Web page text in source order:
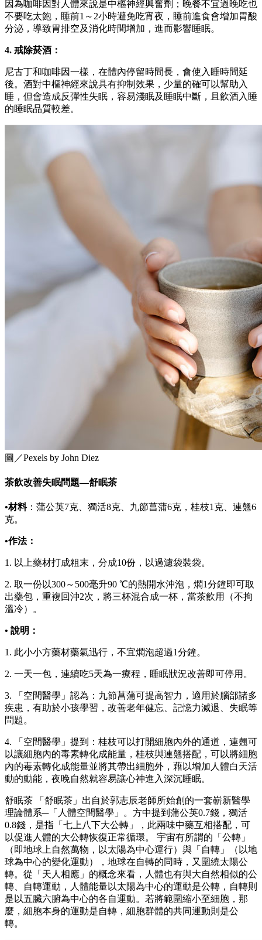
因為咖啡因對人體來說是中樞神經興奮劑；晚餐不宜過晚吃也
不要吃太飽，睡前1～2小時避免吃宵夜，睡前進食會增加胃酸
分泌，導致胃排空及消化時間增加，進而影響睡眠。
4. 戒除菸酒：
尼古丁和咖啡因一樣，在體內停留時間長，會使入睡時間延
後。酒對中樞神經來說具有抑制效果，少量的確可以幫助入
睡，但會造成反彈性失眠，容易淺眠及睡眠中斷，且飲酒入睡
的睡眠品質較差。
圖／Pexels by John Diez
茶飲改善失眠問題—舒眠茶
•材料：蒲公英7克、獨活8克、九節菖蒲6克，桂枝1克、連翹6
克。
•作法：
1. 以上藥材打成粗末，分成10份，以過濾袋裝袋。
2. 取一份以300～500毫升90 ℃的熱開水沖泡，燜1分鐘即可取
出藥包，重複回沖2次，將三杯混合成一杯，當茶飲用（不拘
溫冷）。
• 說明：
1. 此小小方藥材藥氣迅行，不宜燜泡超過1分鐘。
2. 一天一包，連續吃5天為一療程，睡眠狀況改善即可停用。
3. 「空間醫學」認為：九節菖蒲可提高智力，適用於腦部諸多
疾患，有助於小孩學習，改善老年健忘、記憶力減退、失眠等
問題。
4. 「空間醫學」提到：桂枝可以打開細胞內外的通道，連翹可
以讓細胞內的毒素轉化成能量，桂枝與連翹搭配，可以將細胞
內的毒素轉化成能量並將其帶出細胞外，藉以增加人體白天活
動的動能，夜晚自然就容易讓心神進入深沉睡眠。
舒眠茶 「舒眠茶」出自於郭志辰老師所始創的一套嶄新醫學
理論體系─「人體空間醫學」。方中提到蒲公英0.7錢，獨活
0.8錢，是指「七上八下大公轉」，此兩味中藥互相搭配，可
以促進人體的大公轉恢復正常循環。 宇宙有所謂的「公轉」
（即地球上自然萬物，以太陽為中心運行）與「自轉」（以地
球為中心的變化運動），地球在自轉的同時，又圍繞太陽公
轉。從「天人相應」的概念來看，人體也有與大自然相似的公
轉、自轉運動，人體能量以太陽為中心的運動是公轉，自轉則
是以五臟六腑為中心的各自運動。若將範圍縮小至細胞，那
麼，細胞本身的運動是自轉，細胞群體的共同運動則是公
轉。